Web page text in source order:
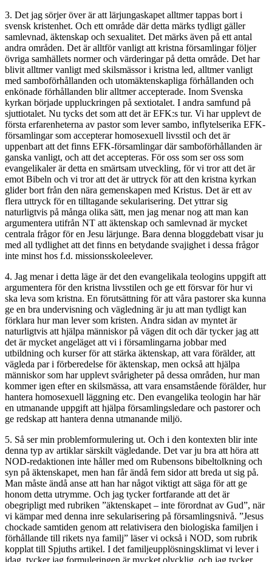
3. Det jag sörjer över är att lärjungaskapet alltmer tappas bort i
svensk kristenhet. Och ett område där detta märks tydligt gäller
samlevnad, äktenskap och sexualitet. Det märks även på ett antal
andra områden. Det är alltför vanligt att kristna församlingar följer
övriga samhällets normer och värderingar på detta område. Det har
blivit alltmer vanligt med skilsmässor i kristna led, alltmer vanligt
med samboförhållanden och utomäktenskapliga förhållanden och
enkönade förhållanden blir alltmer accepterade. Inom Svenska
kyrkan började uppluckringen på sextiotalet. I andra samfund på
sjuttiotalet. Nu tycks det som att det är EFK:s tur. Vi har upplevt de
första erfarenheterna av pastor som lever sambo, inflytelserika EFK-
församlingar som accepterar homosexuell livsstil och det är
uppenbart att det finns EFK-församlingar där samboförhållanden är
ganska vanligt, och att det accepteras. För oss som ser oss som
evangelikaler är detta en smärtsam utveckling, för vi tror att det är
emot Bibeln och vi tror att det är uttryck för att den kristna kyrkan
glider bort från den nära gemenskapen med Kristus. Det är ett av
flera uttryck för en tilltagande sekularisering. Det yttrar sig
naturligtvis på många olika sätt, men jag menar nog att man kan
argumentera utifrån NT att äktenskap och samlevnad är mycket
centrala frågor för en Jesu lärjunge. Bara denna bloggdebatt visar ju
med all tydlighet att det finns en betydande svajighet i dessa frågor
inte minst hos f.d. missionsskoleelever.
4. Jag menar i detta läge är det den evangelikala teologins uppgift att
argumentera för den kristna livsstilen och ge ett försvar för hur vi
ska leva som kristna. En förutsättning för att våra pastorer ska kunna
ge en bra undervisning och vägledning är ju att man tydligt kan
förklara hur man lever som kristen. Andra sidan av myntet är
naturligtvis att hjälpa människor på vägen dit och där tycker jag att
det är mycket angeläget att vi i församlingarna jobbar med
utbildning och kurser för att stärka äktenskap, att vara förälder, att
vägleda par i förberedelse för äktenskap, men också att hjälpa
människor som har upplevt svårigheter på dessa områden, hur man
kommer igen efter en skilsmässa, att vara ensamstående förälder, hur
hantera homosexuell läggning etc. Den evangelika teologin har här
en utmanande uppgift att hjälpa församlingsledare och pastorer och
ge redskap att hantera denna utmanande miljö.
5. Så ser min problemformulering ut. Och i den kontexten blir inte
denna typ av artiklar särskilt vägledande. Det var ju bra att höra att
NOD-redaktionen inte håller med om Rubensons bibeltolkning och
syn på äktenskapet, men han får ändå fem sidor att breda ut sig på.
Man måste ändå anse att han har något viktigt att säga för att ge
honom detta utrymme. Och jag tycker fortfarande att det är
obegripligt med rubriken ”äktenskapet – inte förordnat av Gud”, när
vi kämpar med denna inre sekularisering på församlingsnivå. ”Jesus
chockade samtiden genom att relativisera den biologiska familjen i
förhållande till rikets nya familj” läser vi också i NOD, som rubrik
kopplat till Spjuths artikel. I det familjeupplösningsklimat vi lever i
idag, tycker jag formuleringen är mycket olycklig, och jag tycker